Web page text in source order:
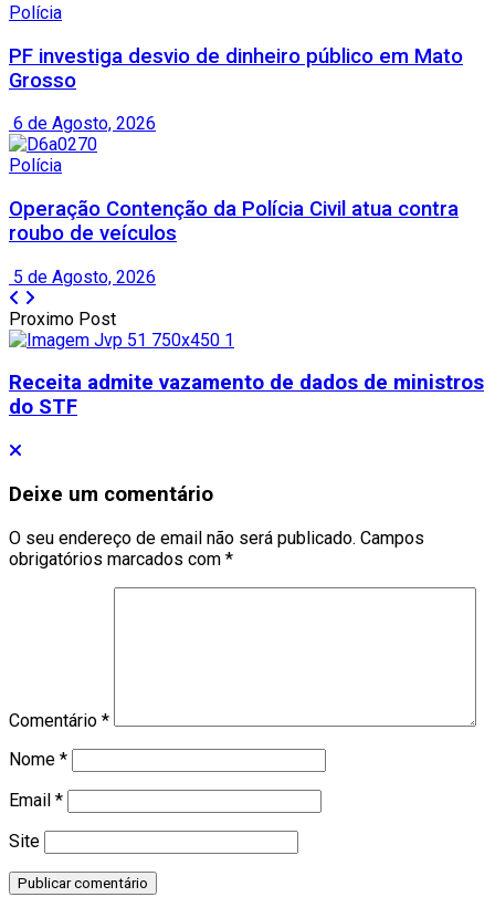
Polícia
PF investiga desvio de dinheiro público em Mato
Grosso
6 de Agosto, 2026
Polícia
Operação Contenção da Polícia Civil atua contra
roubo de veículos
5 de Agosto, 2026
Proximo Post
Receita admite vazamento de dados de ministros
do STF
Deixe um comentário
O seu endereço de email não será publicado. Campos
obrigatórios marcados com *
Comentário *
Nome *
Email *
Site